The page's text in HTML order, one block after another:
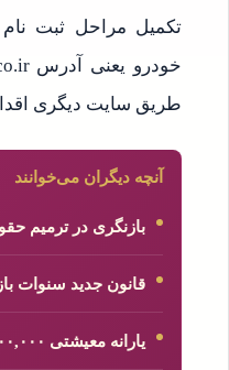
تکمیل مراحل ثبت
طریق سایت دیگری
آنچه دیگران می‌خوانند
بازنگری در ترمیم
قانون جدید سنوات
یارانه معیشتی ۵,۴۰۰,۰۰۰ و ۳,۰۰۰,۰۰۰ تومانی مرداد آماده واریز شد